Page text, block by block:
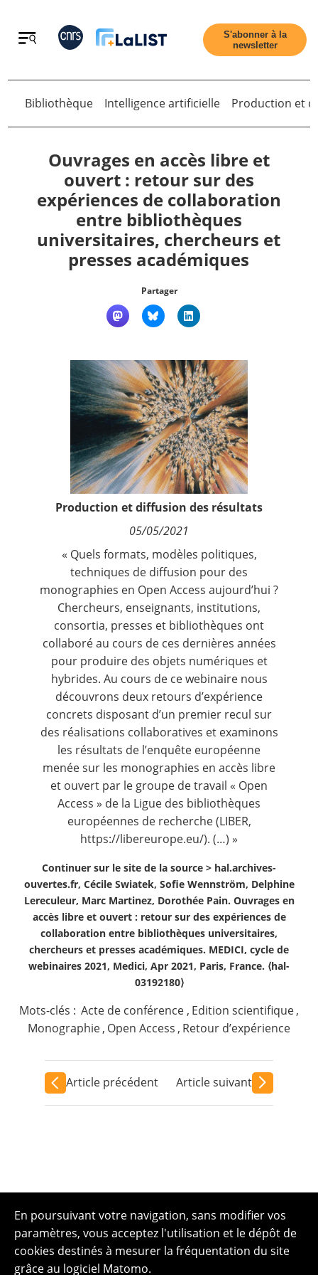
Retour
Accueil
Tous les articles
Nous suivre
S'abonner à la
newsletter
Retour
Bibliothèque Intelligence artificielle Production et
Ouvrages en accès libre et
ouvert : retour sur des
expériences de collaboration
entre bibliothèques
universitaires, chercheurs et
presses académiques
Partager
Production et diffusion des résultats
05/05/2021
« Quels formats, modèles politiques,
techniques de diffusion pour des
monographies en Open Access aujourd’hui ?
Chercheurs, enseignants, institutions,
consortia, presses et bibliothèques ont
collaboré au cours de ces dernières années
pour produire des objets numériques et
hybrides. Au cours de ce webinaire nous
découvrons deux retours d’expérience
concrets disposant d’un premier recul sur
des réalisations collaboratives et examinons
les résultats de l’enquête européenne
menée sur les monographies en accès libre
et ouvert par le groupe de travail « Open
Access » de la Ligue des bibliothèques
européennes de recherche (LIBER,
https://libereurope.eu/). (…) »
Continuer sur le site de la source > hal.archives-
ouvertes.fr, Cécile Swiatek, Sofie Wennström, Delphine
Lereculeur, Marc Martinez, Dorothée Pain. Ouvrages en
accès libre et ouvert : retour sur des expériences de
collaboration entre bibliothèques universitaires,
chercheurs et presses académiques. MEDICI, cycle de
webinaires 2021, Medici, Apr 2021, Paris, France. ⟨hal-
03192180⟩
Mots-clés : Acte de conférence , Edition scientifique,
Monographie, Open Access , Retour d’expérience
Article précédent Article suivant
En poursuivant votre navigation, sans modifier vos
paramètres, vous acceptez l'utilisation et le dépôt de
cookies destinés à mesurer la fréquentation du site
grâce au logiciel Matomo.